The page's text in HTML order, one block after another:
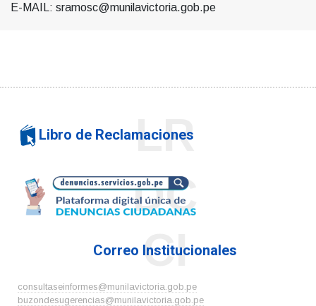
E-MAIL: sramosc@munilavictoria.gob.pe
Libro de Reclamaciones
LR
DC
Correo Institucionales
CI
consultaseinformes@munilavictoria.gob.pe
buzondesugerencias@munilavictoria.gob.pe